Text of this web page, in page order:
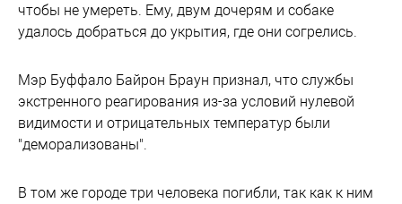
чтобы не умереть. Ему, двум дочерям и собаке
удалось добраться до укрытия, где они согрелись.
Мэр Буффало Байрон Браун признал, что службы
экстренного реагирования из-за условий нулевой
видимости и отрицательных температур были
"деморализованы".
В том же городе три человека погибли, так как к ним